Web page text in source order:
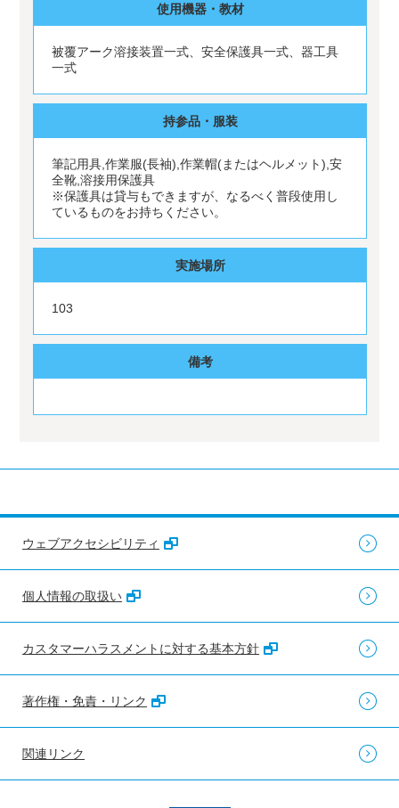
使用機器・教材
被覆アーク溶接装置一式、安全保護具一式、器工具
一式
持参品・服装
筆記用具,作業服(長袖),作業帽(またはヘルメット),安
全靴,溶接用保護具
※保護具は貸与もできますが、なるべく普段使用し
ているものをお持ちください。
実施場所
103
備考
ウェブアクセシビリティ
個人情報の取扱い
カスタマーハラスメントに対する基本方針
著作権・免責・リンク
関連リンク